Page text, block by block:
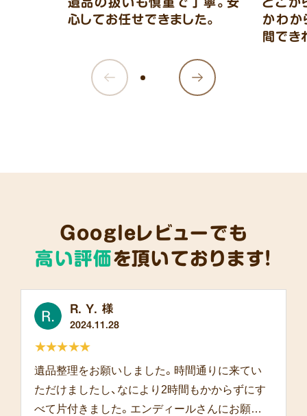
心してお任せできました。
かわか
間でき
Googleレビューでも
高い評価を頂いております!
R. Y. 様
2024.11.28
遺品整理をお願いしました。時間通りに来てい
ただけましたし、なにより2時間もかからずにす
べて片付きました。エンディールさんにお願い
★★★★★